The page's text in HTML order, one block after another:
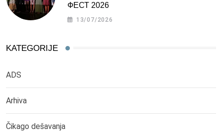
ФЕСТ 2026
13/07/2026
KATEGORIJE
ADS
Arhiva
Čikago dešavanja